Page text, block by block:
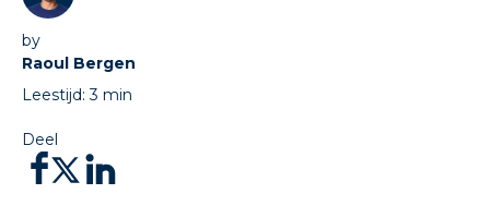
by
Raoul Bergen
Leestijd:3 min
Deel